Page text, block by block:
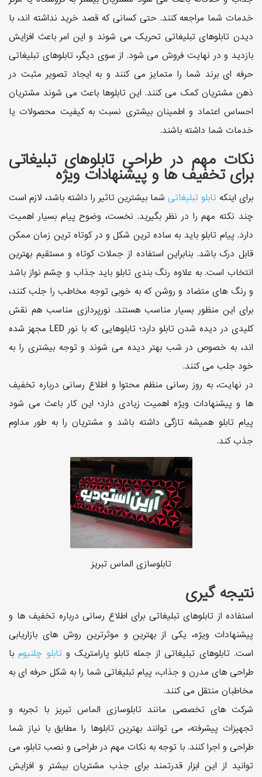
خدمات شما مراجعه کنند. حتی کسانی که قصد خرید نداشته اند، با
دیدن تابلوهای تبلیغاتی تحریک می شوند و این امر باعث افزایش
بازدید و در نهایت فروش می شود. از سوی دیگر، تابلوهای تبلیغاتی
حرفه ای برند شما را متمایز می کنند و به ایجاد تصویر مثبت در
ذهن مشتریان کمک می کنند. این تابلوها باعث می شوند مشتریان
احساس اعتماد و اطمینان بیشتری نسبت به کیفیت محصولات یا
خدمات شما داشته باشند.
نکات مهم در طراحی تابلوهای تبلیغاتی
برای تخفیف ها و پیشنهادات ویژه
برای اینکه تابلو تبلیغاتی شما بیشترین تاثیر را داشته باشد، لازم است
چند نکته مهم را در نظر بگیرید. نخست، وضوح پیام بسیار اهمیت
دارد. پیام تابلو باید به ساده ترین شکل و در کوتاه ترین زمان ممکن
قابل درک باشد. بنابراین استفاده از جملات کوتاه و مستقیم بهترین
انتخاب است. به علاوه رنگ بندی تابلو باید جذاب و چشم نواز باشد
و رنگ های متضاد و روشن که به خوبی توجه مخاطب را جلب کنند،
برای این منظور بسیار مناسب هستند. نورپردازی مناسب هم نقش
کلیدی در دیده شدن تابلو دارد؛ تابلوهایی که با نور LED مجهز شده
اند، به خصوص در شب بهتر دیده می شوند و توجه بیشتری را به
خود جلب می کنند.
در نهایت، به روز رسانی منظم محتوا و اطلاع رسانی درباره تخفیف
ها و پیشنهادات ویژه اهمیت زیادی دارد؛ این کار باعث می شود
پیام تابلو همیشه تازگی داشته باشد و مشتریان را به طور مداوم
جذب کند.
تابلوسازی الماس تبریز
نتیجه گیری
استفاده از تابلوهای تبلیغاتی برای اطلاع رسانی درباره تخفیف ها و
پیشنهادات ویژه، یکی از بهترین و موثرترین روش های بازاریابی
است. تابلوهای تبلیغاتی از جمله تابلو پارامتریک وتابلو چلنیوم با
طراحی های مدرن و جذاب، پیام تبلیغاتی شما را به شکل حرفه ای به
مخاطبان منتقل می کنند.
شرکت های تخصصی مانند تابلوسازی الماس تبریز با تجربه و
تجهیزات پیشرفته، می توانند بهترین تابلوها را مطابق با نیاز شما
طراحی و اجرا کنند. با توجه به نکات مهم در طراحی و نصب تابلو، می
توانید از این ابزار قدرتمند برای جذب مشتریان بیشتر و افزایش